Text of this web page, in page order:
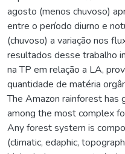
agosto (menos chuvoso)
entre o período diurno e
(chuvoso) a variação nos
resultados desse trabalho
na TP em relação a LA,
quantidade de matéria
The Amazon rainforest has
among the most complex
Any forest system is
(climatic, edaphic,